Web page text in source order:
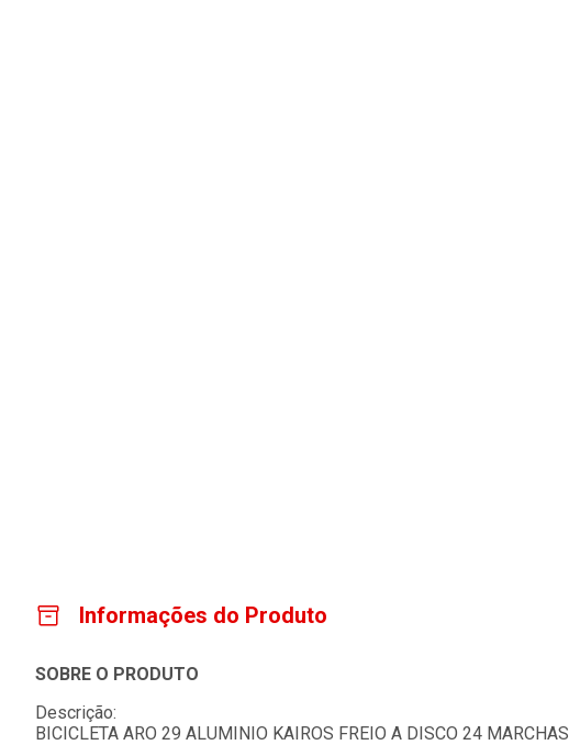
Informações do Produto
SOBRE O PRODUTO
Descrição:
BICICLETA ARO 29 ALUMINIO KAIROS FREIO A DISCO 24 MARCHAS